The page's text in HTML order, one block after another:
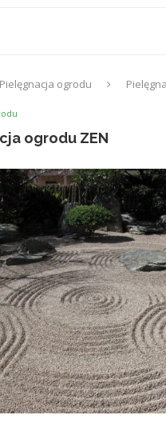
Pielęgnacja ogrodu
ogrodu ZEN